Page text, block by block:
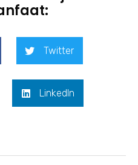
Twitter
LinkedIn